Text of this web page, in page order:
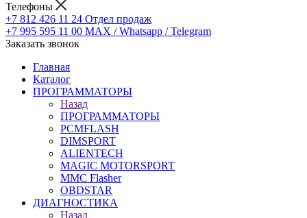
Телефоны
+7 812 426 11 24 Отдел продаж
+7 995 595 11 00 MAX / Whatsapp / Telegram
Заказать звонок
Главная
Каталог
ПРОГРАММАТОРЫ
Назад
ПРОГРАММАТОРЫ
PCMFLASH
DIMSPORT
ALIENTECH
MAGIC MOTORSPORT
MMC Flasher
OBDSTAR
ДИАГНОСТИКА
Назад